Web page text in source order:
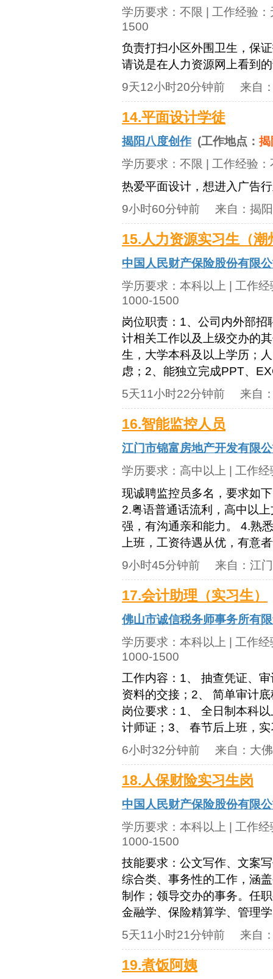
学历要求： 不限 | 工作经验：
1500
负责打扫小区外围卫生，保
请说是在人力资源网上看到
9天12小时20分钟前 来自
14.平面设计学徒
揭阳八度创作(工作地点： 揭
学历要求： 不限 | 工作经验：
热爱平面设计，想进入广告
9小时60分钟前 来自： 揭
15.人力资源实习生（潮
中国人民财产保险股份有限
学历要求： 本科以上 | 工作
1000-1500
岗位职责：1、公司内外部
计相关工作以及上级交办的
生，大学本科及以上学历；
虑；2、能独立完成PPT、
5天11小时22分钟前 来自
16.智能监控人员
江门市锦富房地产开发有限
学历要求： 高中以上 | 工作
现诚聘监控员多名，要求如
2.粤语普通话流利，高中以
强，有沟通亲和能力。 4.熟
上班，工资待遇从优，有意
9小时45分钟前 来自： 江
17.会计助理（实习生）
佛山市诚信税务师事务所有
学历要求： 本科以上 | 工作
1000-1500
工作内容：1、 抽查凭证、
资料的交接；2、 简单审计
岗位要求：1、 全日制本科
计师证；3、 春节后上班，
6小时32分钟前 来自： 大
18.人保财险实习生岗
中国人民财产保险股份有限
学历要求： 本科以上 | 工作
1000-1500
技能要求：公文写作、文案
综合类、事务性的工作，涵
制作；领导交办的事务。任
金融学、保险精算学、管理
5天11小时21分钟前 来自
19.煮饭阿姨